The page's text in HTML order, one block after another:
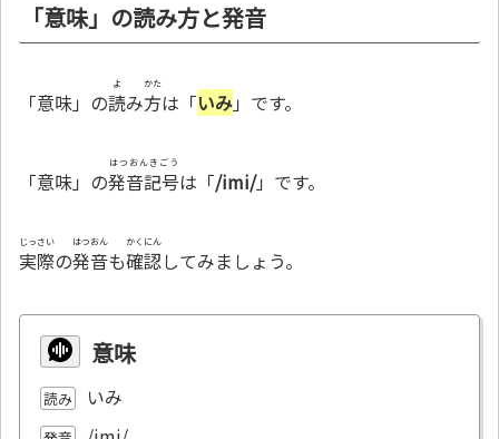
「意味」の読み方と発音
「意味」の読
よ
み方
かた
は「いみ」です。
「意味」の発音記号
はつおんきごう
は「/imi/」です。
実際
じっさい
の発音
はつおん
も確認
かくにん
してみましょう。
意味
読み いみ